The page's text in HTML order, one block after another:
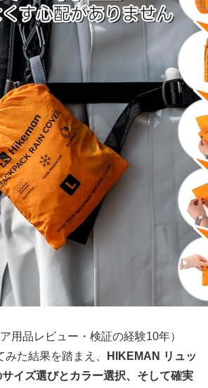
用品レビュー・検証の経験10年）
た結果を踏まえ、
HIKEMAN リュッ
イズ選びとカラー選択、そして確実